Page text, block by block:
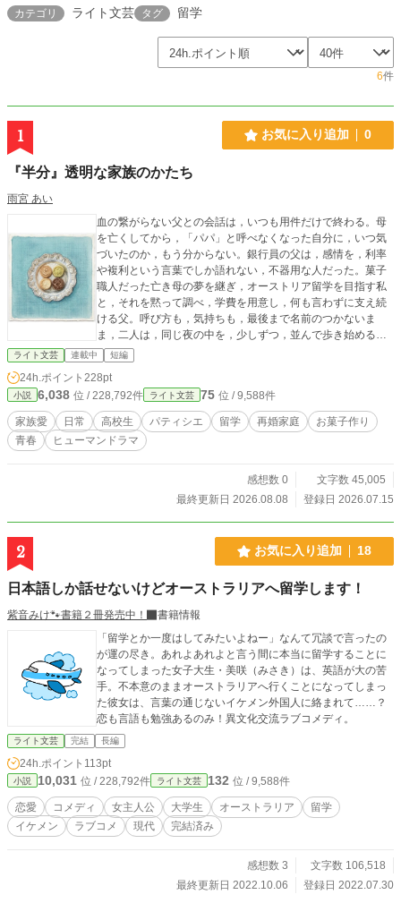
カテゴリ ライト文芸 タグ 留学
6件
1 お気に入り追加 0
『半分』透明な家族のかたち
雨宮 あい
血の繋がらない父との会話は，いつも用件だけで終わる。母
を亡くしてから，「パパ」と呼べなくなった自分に，いつ気
づいたのか，もう分からない。銀行員の父は，感情を，利率
や複利という言葉でしか語れない，不器用な人だった。菓子
職人だった亡き母の夢を継ぎ，オーストリア留学を目指す私
と，それを黙って調べ，学費を用意し，何も言わずに支え続
ける父。呼び方も，気持ちも，最後まで名前のつかないま
ま，二人は，同じ夜の中を，少しずつ，並んで歩き始める。
──不器用な家族の，静かな再生の物語。
ライト文芸 連載中 短編
24h.ポイント 228pt
小説 6,038 位 / 228,792件 ライト文芸 75 位 / 9,588件
家族愛 日常 高校生 パティシエ 留学 再婚家庭
お菓子作り
青春
ヒューマンドラマ
感想数 0
文字数 45,005
最終更新日 2026.08.08
登録日 2026.07.15
2 お気に入り追加 18
日本語しか話せないけどオーストラリアへ留学します！
紫音みけ🐾書籍２冊発売中！
書籍情報
「留学とか一度はしてみたいよねー」なんて冗談で言ったの
が運の尽き。あれよあれよと言う間に本当に留学することに
なってしまった女子大生・美咲（みさき）は、英語が大の苦
手。不本意のままオーストラリアへ行くことになってしまっ
た彼女は、言葉の通じないイケメン外国人に絡まれて……？
恋も言語も勉強あるのみ！異文化交流ラブコメディ。
ライト文芸 完結 長編
24h.ポイント 113pt
小説 10,031 位 / 228,792件 ライト文芸 132 位 / 9,588件
恋愛 コメディ 女主人公 大学生 オーストラリア
留学
イケメン
ラブコメ 現代 完結済み
感想数 3
文字数 106,518
最終更新日 2022.10.06
登録日 2022.07.30